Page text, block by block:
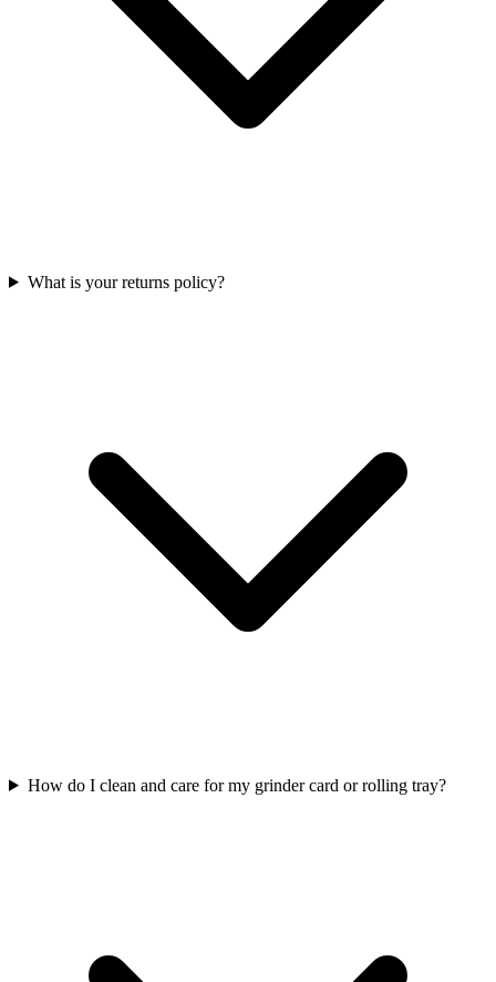
What is your returns policy?
How do I clean and care for my grinder card or rolling tray?